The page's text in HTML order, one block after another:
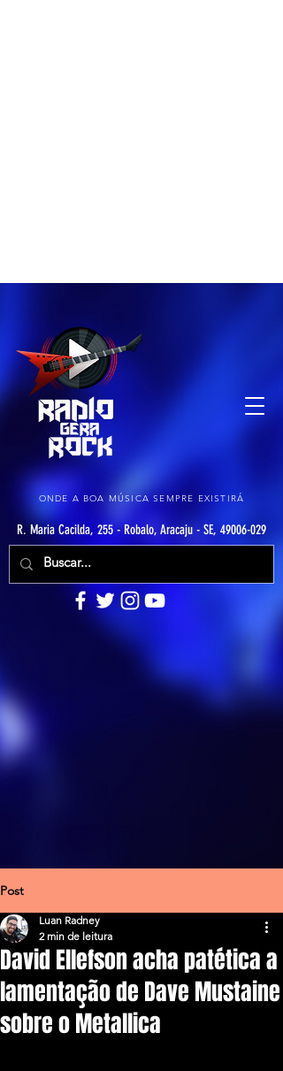
ONDE A BOA MÚSICA SEMPRE EXISTIRÁ
R. Maria Cacilda, 255 - Robalo, Aracaju - SE, 49006-029
Post
David Ellefson acha patética a
lamentação de Dave Mustaine
sobre o Metallica
Luan Radney
2 min de leitura